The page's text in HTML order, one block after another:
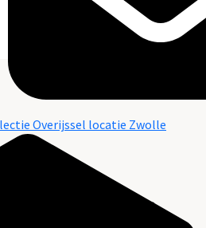
Overijssel locatie Zwolle